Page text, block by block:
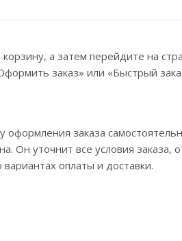
а затем перейдите на
заказ» или «Быстрый
заказа
Он уточнит все условия заказа,
оплаты и доставки.